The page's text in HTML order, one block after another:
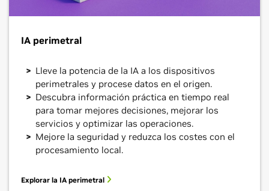
IA perimetral
Lleve la potencia de la IA a los dispositivos
perimetrales y procese datos en el origen.
Descubra información práctica en tiempo real
para tomar mejores decisiones, mejorar los
servicios y optimizar las operaciones.
Mejore la seguridad y reduzca los costes con el
procesamiento local.
Explorar la IA perimetral